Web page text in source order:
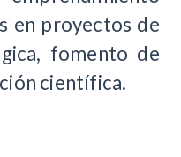
en proyectos de
fomento de
científica.